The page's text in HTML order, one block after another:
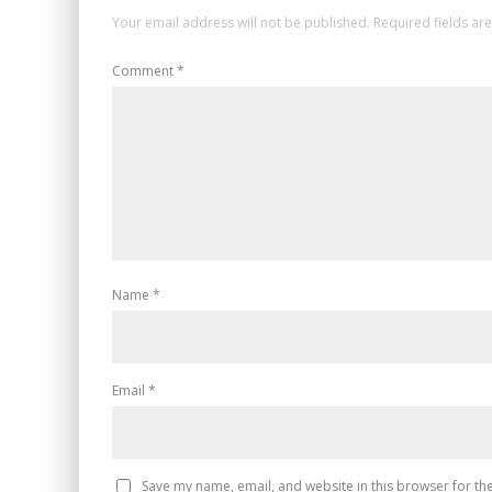
Your email address will not be published. Required fields
Comment*
Name *
Email *
Save my name, email, and website in this browser for